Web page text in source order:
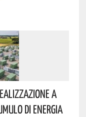
A
Di Energia